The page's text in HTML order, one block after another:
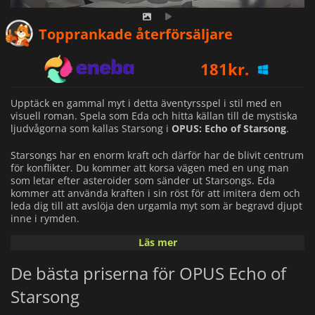
Topprankade återförsäljare
108kr.
181kr.
107kr.
Upptäck en gammal myt i detta äventyrsspel i stil med en
visuell roman. Spela som Eda och hitta källan till de mystiska
ljudvågorna som kallas Starsong i OPUS: Echo of Starsong.
Starsongs har en enorm kraft och därför har de blivit centrum
för konflikter. Du kommer att korsa vägen med en ung man
som letar efter asteroider som sänder ut Starsongs. Eda
kommer att använda kraften i sin röst för att imitera dem och
leda dig till att avslöja den urgamla myt som är begravd djupt
inne i rymden.
Medan Eda lätt kan hitta stjärnsånger måste du också spela
asteroider för att hitta källan till stjärnsångerna. Du kommer
att stöta på alla slags människor under din resa. Från
verkställighetsofficerare för utgrävning av asteroider till
underrättelsemäklare. Det är upp till dig att ta reda på vilka
Läs mer
De bästa priserna för OPUS Echo of
Starsong